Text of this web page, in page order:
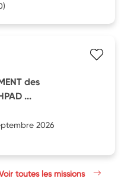
des
...
2026
toutes les missions